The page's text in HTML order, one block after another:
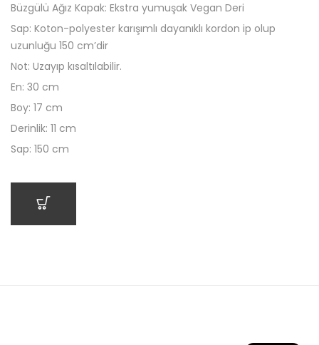
Büzgülü Ağız Kapak: Ekstra yumuşak Vegan Deri
Sap: Koton-polyester karışımlı dayanıklı kordon ip olup
uzunluğu 150 cm’dir
Not: Uzayıp kısaltılabilir.
En: 30 cm
Boy: 17 cm
Derinlik: 11 cm
Sap: 150 cm